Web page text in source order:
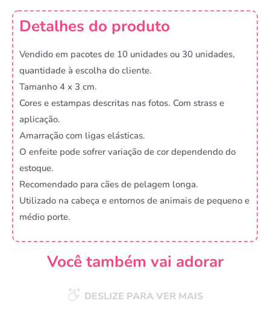
Detalhes do produto
Vendido em pacotes de 10 unidades ou 30 unidades,
quantidade à escolha do cliente.
Tamanho 4 x 3 cm.
Cores e estampas descritas nas fotos. Com strass e
aplicação.
Amarração com ligas elásticas.
O enfeite pode sofrer variação de cor dependendo do
estoque.
Recomendado para cães de pelagem longa.
Utilizado na cabeça e entornos de animais de pequeno e
médio porte.
Você também vai adorar
DESLIZE PARA VER MAIS